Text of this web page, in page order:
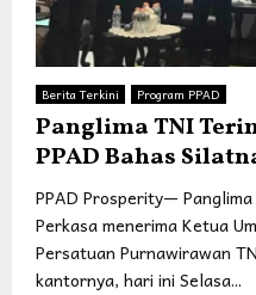
Berita Terkini Program PPAD
Panglima TNI
PPAD Bahas
PPAD Prosperity—
Perkasa menerima Ketua
Persatuan Purnawirawan
kantornya, hari ini Selasa...